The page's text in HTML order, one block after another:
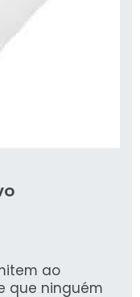
ao
que ninguém